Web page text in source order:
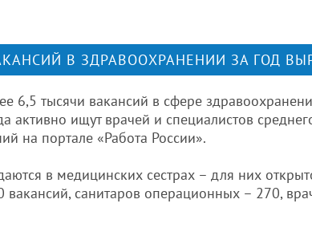
В ЗДРАВООХРАНЕНИИ ЗА ГОД
6,5 тысячи вакансий в сфере
активно ищут врачей и специалистов
на портале «Работа России».
в медицинских сестрах – для них
вакансий, санитаров операционных – 270,